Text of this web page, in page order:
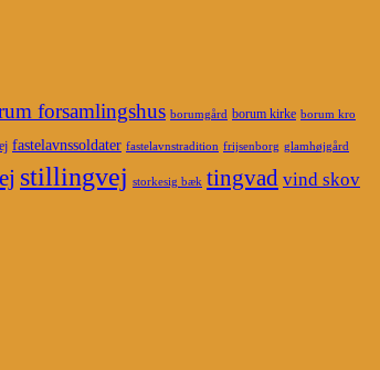
forsamlingshus borumgård borum kirke borum kro
fastelavnssoldater fastelavnstradition frijsenborg glamhøjgård
stillingvej storkesig bæk tingvad vind skov